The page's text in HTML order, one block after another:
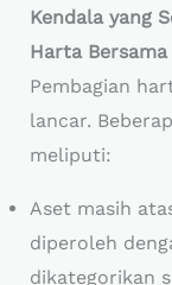
Kendala yang
Harta Bersama
Pembagian
lancar.
meliputi:
Aset masih
diperoleh
dikategorikan